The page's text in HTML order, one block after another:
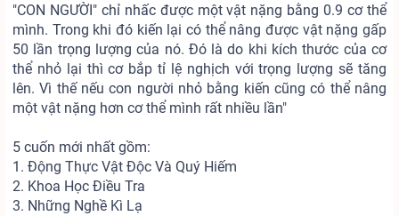
"CON NGƯỜI" chỉ nhấc được một vật nặng bằng 0.9 cơ thể
mình. Trong khi đó kiến lại có thể nâng được vật nặng gấp
50 lần trọng lượng của nó. Đó là do khi kích thước của cơ
thể nhỏ lại thì cơ bắp tỉ lệ nghịch với trọng lượng sẽ tăng
lên. Vì thế nếu con người nhỏ bằng kiến cũng có thể nâng
một vật nặng hơn cơ thể mình rất nhiều lần"
5 cuốn mới nhất gồm:
1. Động Thực Vật Độc Và Quý Hiếm
2. Khoa Học Điều Tra
3. Những Nghề Kì Lạ